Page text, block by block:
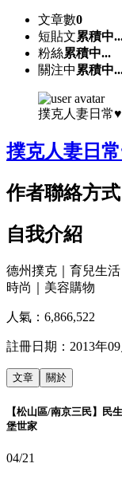
文章數0
短貼文累積中
粉絲累積中...
關注中 累積中
撲克人妻日常
撲克人妻日
作者聯絡方式
自我介紹
德州撲克｜育兒生
時尚｜美容購物
人氣： 6,866,522
註冊日期： 2013年
文章 關於
【松山區/南京三民】民
堡世家
04/21